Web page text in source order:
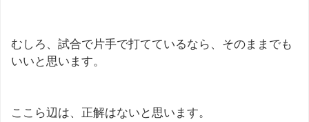
むしろ、試合で片手で打てているなら、そのままでも
いいと思います。
ここら辺は、正解はないと思います。